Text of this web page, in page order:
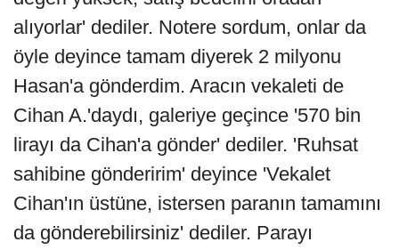
alıyorlar' dediler. Notere sordum, onlar da
öyle deyince tamam diyerek 2 milyonu
Hasan'a gönderdim. Aracın vekaleti de
Cihan A.'daydı, galeriye geçince '570 bin
lirayı da Cihan'a gönder' dediler. 'Ruhsat
sahibine gönderirim' deyince 'Vekalet
Cihan'ın üstüne, istersen paranın tamamını
da gönderebilirsiniz' dediler. Parayı